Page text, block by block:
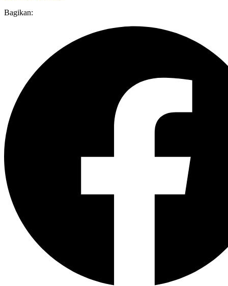
Bagikan: